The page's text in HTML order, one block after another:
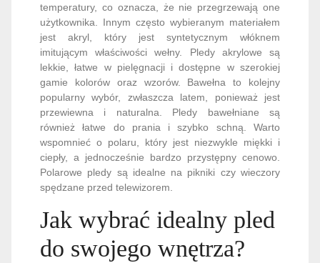
temperatury, co oznacza, że nie przegrzewają one
użytkownika. Innym często wybieranym materiałem
jest akryl, który jest syntetycznym włóknem
imitującym właściwości wełny. Pledy akrylowe są
lekkie, łatwe w pielęgnacji i dostępne w szerokiej
gamie kolorów oraz wzorów. Bawełna to kolejny
popularny wybór, zwłaszcza latem, ponieważ jest
przewiewna i naturalna. Pledy bawełniane są
również łatwe do prania i szybko schną. Warto
wspomnieć o polaru, który jest niezwykle miękki i
ciepły, a jednocześnie bardzo przystępny cenowo.
Polarowe pledy są idealne na pikniki czy wieczory
spędzane przed telewizorem.
Jak wybrać idealny pled
do swojego wnętrza?